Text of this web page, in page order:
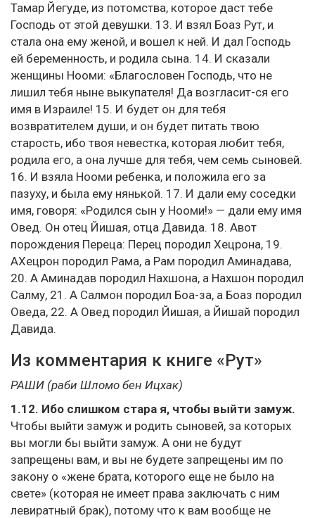
Тамар Йегуде, из потомства, которое даст тебе
Господь от этой девушки. 13. И взял Боаз Рут, и
стала она ему женой, и вошел к ней. И дал Господь
ей беременность, и родила сына. 14. И сказали
женщины Нооми: «Благословен Господь, что не
лишил тебя ныне выкупателя! Да возгласит-ся его
имя в Израиле! 15. И будет он для тебя
возвратителем души, и он будет питать твою
старость, ибо твоя невестка, которая любит тебя,
родила его, а она лучше для тебя, чем семь сыновей.
16. И взяла Нооми ребенка, и положила его за
пазуху, и была ему нянькой. 17. И дали ему соседки
имя, говоря: «Родился сын у Нооми!» — дали ему имя
Овед. Он отец Йишая, отца Давида. 18. Авот
порождения Переца: Перец породил Хецрона, 19.
АХецрон породил Рама, а Рам породил Аминадава,
20. А Аминадав породил Нахшона, а Нахшон породил
Салму, 21. А Салмон породил Боа-за, а Боаз породил
Оведа, 22. А Овед породил Йишая, а Йишай породил
Давида.
Из комментария к книге «Рут»
РАШИ (раби Шломо бен Ицхак)
1.12. Ибо слишком стара я, чтобы выйти замуж.
Чтобы выйти замуж и родить сыновей, за которых
вы могли бы выйти замуж. А они не будут
запрещены вам, и вы не будете запрещены им по
закону о «жене брата, которого еще не было на
свете» (которая не имеет права заключать с ним
левиратный брак), потому что к вам вообще не